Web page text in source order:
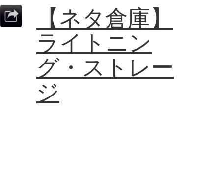
【ネタ倉庫】
ライトニン
グ・ストレー
ジ